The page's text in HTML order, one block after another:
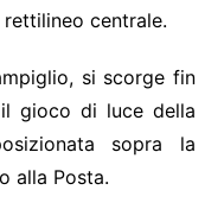
centrale.
si scorge fin
il gioco di luce della
sopra la
alla Posta.